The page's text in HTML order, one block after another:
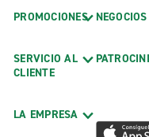
PROMOCIONES
SERVICIO AL
CLIENTE
LA EMPRESA
NEGOCIOS